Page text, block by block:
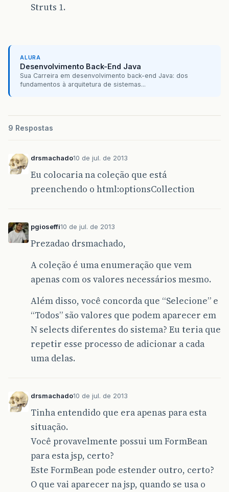
Struts 1.
ALURA
Desenvolvimento Back-End Java
Sua Carreira em desenvolvimento back-end Java: dos
fundamentos à arquitetura de sistemas...
9 Respostas
drsmachado10 de jul. de 2013
Eu colocaria na coleção que está
preenchendo o html:optionsCollection
pgioseffi10 de jul. de 2013
Prezadao drsmachado,
A coleção é uma enumeração que vem
apenas com os valores necessários mesmo.
Além disso, você concorda que “Selecione” e
“Todos” são valores que podem aparecer em
N selects diferentes do sistema? Eu teria que
repetir esse processo de adicionar a cada
uma delas.
drsmachado10 de jul. de 2013
Tinha entendido que era apenas para esta
situação.
Você provavelmente possui um FormBean
para esta jsp, certo?
Este FormBean pode estender outro, certo?
O que vai aparecer na jsp, quando se usa o